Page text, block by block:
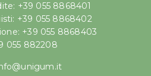
+39 055 8868401
+39 055 8868402
+39 055 8868403
055 882208